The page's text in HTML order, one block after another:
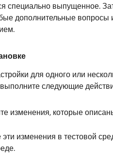
специально выпущенное.
дополнительные вопросы
для одного или
следующие
изменения, которые
изменения в тестовой